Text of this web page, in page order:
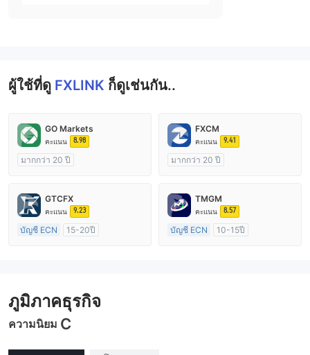
ผู้ใช้ที่ดู FXLINK ก็ดูเช่นกัน..
GO Markets
คะแนน 8.98
มากกว่า 20 ปี
cTrader
FXCM
คะแนน 9.41
มากกว่า 20 ปี
ใบอนุญาต MT4 แบบเต็ม
GTCFX
คะแนน 9.23
บัญชี ECN
15-20ปี
TMGM
คะแนน 8.57
บัญชี ECN
10-15ปี
ภูมิภาคธุรกิจ
ความนิยม C